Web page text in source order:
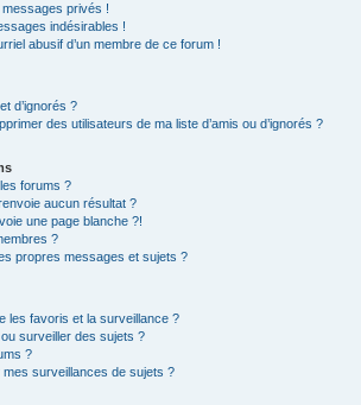
privés !
indésirables !
abusif d’un membre de ce forum !
d’ignorés ?
des utilisateurs de ma liste d’amis ou d’ignorés ?
forums ?
aucun résultat ?
une page blanche ?!
?
propres messages et sujets ?
les favoris et la surveillance ?
surveiller des sujets ?
?
surveillances de sujets ?